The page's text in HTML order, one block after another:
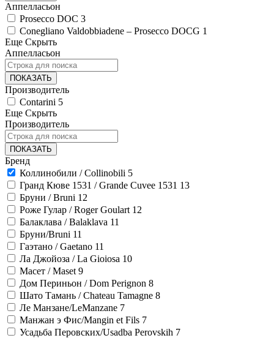
Аппелласьон
Prosecco DOC 3
Conegliano Valdobbiadene – Prosecco DOCG 1
Еще Скрыть
Аппелласьон
ПОКАЗАТЬ
Производитель
Contarini 5
Еще Скрыть
Производитель
ПОКАЗАТЬ
Бренд
Коллинобили / Collinobili 5
Гранд Кюве 1531 / Grande Cuvee 1531 13
Бруни / Bruni 12
Роже Гулар / Roger Goulart 12
Балаклава / Balaklava 11
Бруни/Bruni 11
Гаэтано / Gaetano 11
Ла Джойоза / La Gioiosa 10
Масет / Maset 9
Дом Периньон / Dom Perignon 8
Шато Тамань / Chateau Tamagne 8
Лe Манзане/LeManzane 7
Манжан э Фис/Mangin et Fils 7
Усадьба Перовских/Usadba Perovskih 7